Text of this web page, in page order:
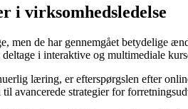
i virksomhedsledelse
men de har gennemgået betydelige
i interaktive og multimediale
læring, er efterspørgslen efter
avancerede strategier for